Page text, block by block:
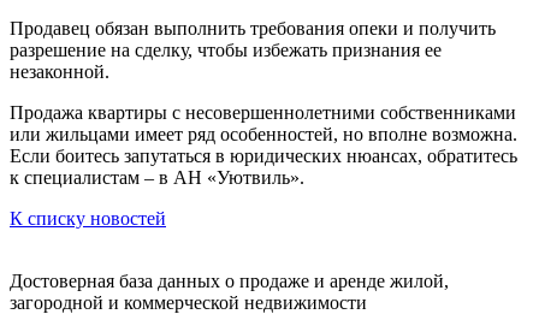
Продавец обязан выполнить требования опеки и получить
разрешение на сделку, чтобы избежать признания ее
незаконной.
Продажа квартиры с несовершеннолетними собственниками
или жильцами имеет ряд особенностей, но вполне возможна.
Если боитесь запутаться в юридических нюансах, обратитесь
к специалистам – в АН «Уютвиль».
К списку новостей
Достоверная база данных о продаже и аренде жилой,
загородной и коммерческой недвижимости